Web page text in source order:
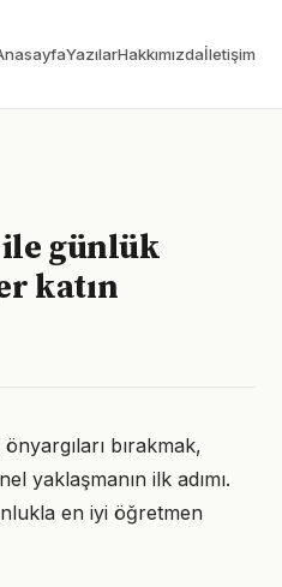
YazılarHakkımızdaİletişim
ile günlük
katın
bırakmak,
yaklaşmanın ilk adımı.
en iyi öğretmen